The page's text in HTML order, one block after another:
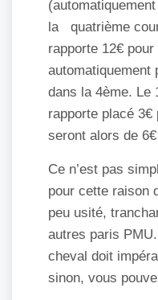
la quatrième
rapporte 12€
automatiquement
dans la 4ème. Le
rapporte placé
seront alors de
Ce n’est pas
pour cette raison
peu usité,
autres paris
cheval doit
sinon, vous